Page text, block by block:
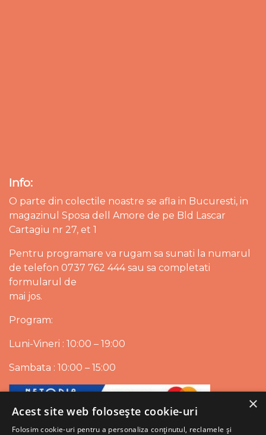
Info:
O parte din colectile noastre se afla in Bucuresti, in
magazinul Sposa dell Amore de pe Bld Lascar
Cartagiu nr 27, et 1
Pentru programare va rugam sa sunati la numarul
de telefon 0737 762 444 sau sa completati
formularul de
mai jos.
Program:
Luni-Vineri : 10:00 – 19:00
Sambata : 10:00 – 15:00
×
Acest site web folosește cookie-uri
Folosim cookie-uri pentru a personaliza conținutul, reclamele și